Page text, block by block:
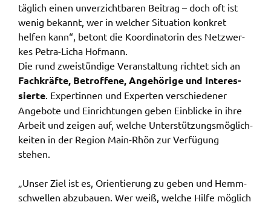
täglich einen unver­zicht­ba­ren Beitrag – doch oft ist
wenig bekannt, wer in welcher Situa­ti­on konkret
helfen kann“, betont die Koor­di­na­to­rin des Netz­wer­
kes Petra-Licha Hofmann.
Die rund zwei­stün­di­ge Veran­stal­tung rich­tet sich an
Fach­kräf­te, Betrof­fe­ne, Ange­hö­ri­ge und Inter­es­
sier­te. Exper­tin­nen und Exper­ten verschie­de­ner
Ange­bo­te und Einrich­tun­gen geben Einbli­cke in ihre
Arbeit und zeigen auf, welche Unter­stüt­zungs­mög­lich­
kei­ten in der Regi­on Main-Rhön zur Verfü­gung
stehen.
„Unser Ziel ist es, Orien­tie­rung zu geben und Hemm­
schwel­len abzu­bau­en. Wer weiß, welche Hilfe möglich
Barrierefreiheit
Name:
accessibility
Anbieter:
Landratsamt Schweinfurt
Zweck:
Kontrast und Schriftgröße
Cookie Laufzeit: